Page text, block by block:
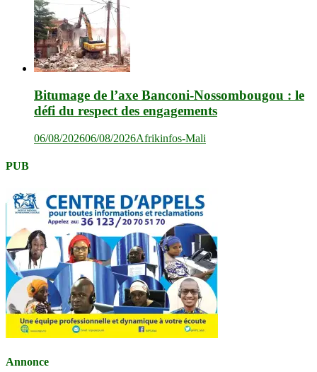
Bitumage de l’axe Banconi-Nossombougou : le
défi du respect des engagements
06/08/202606/08/2026Afrikinfos-Mali
PUB
Annonce